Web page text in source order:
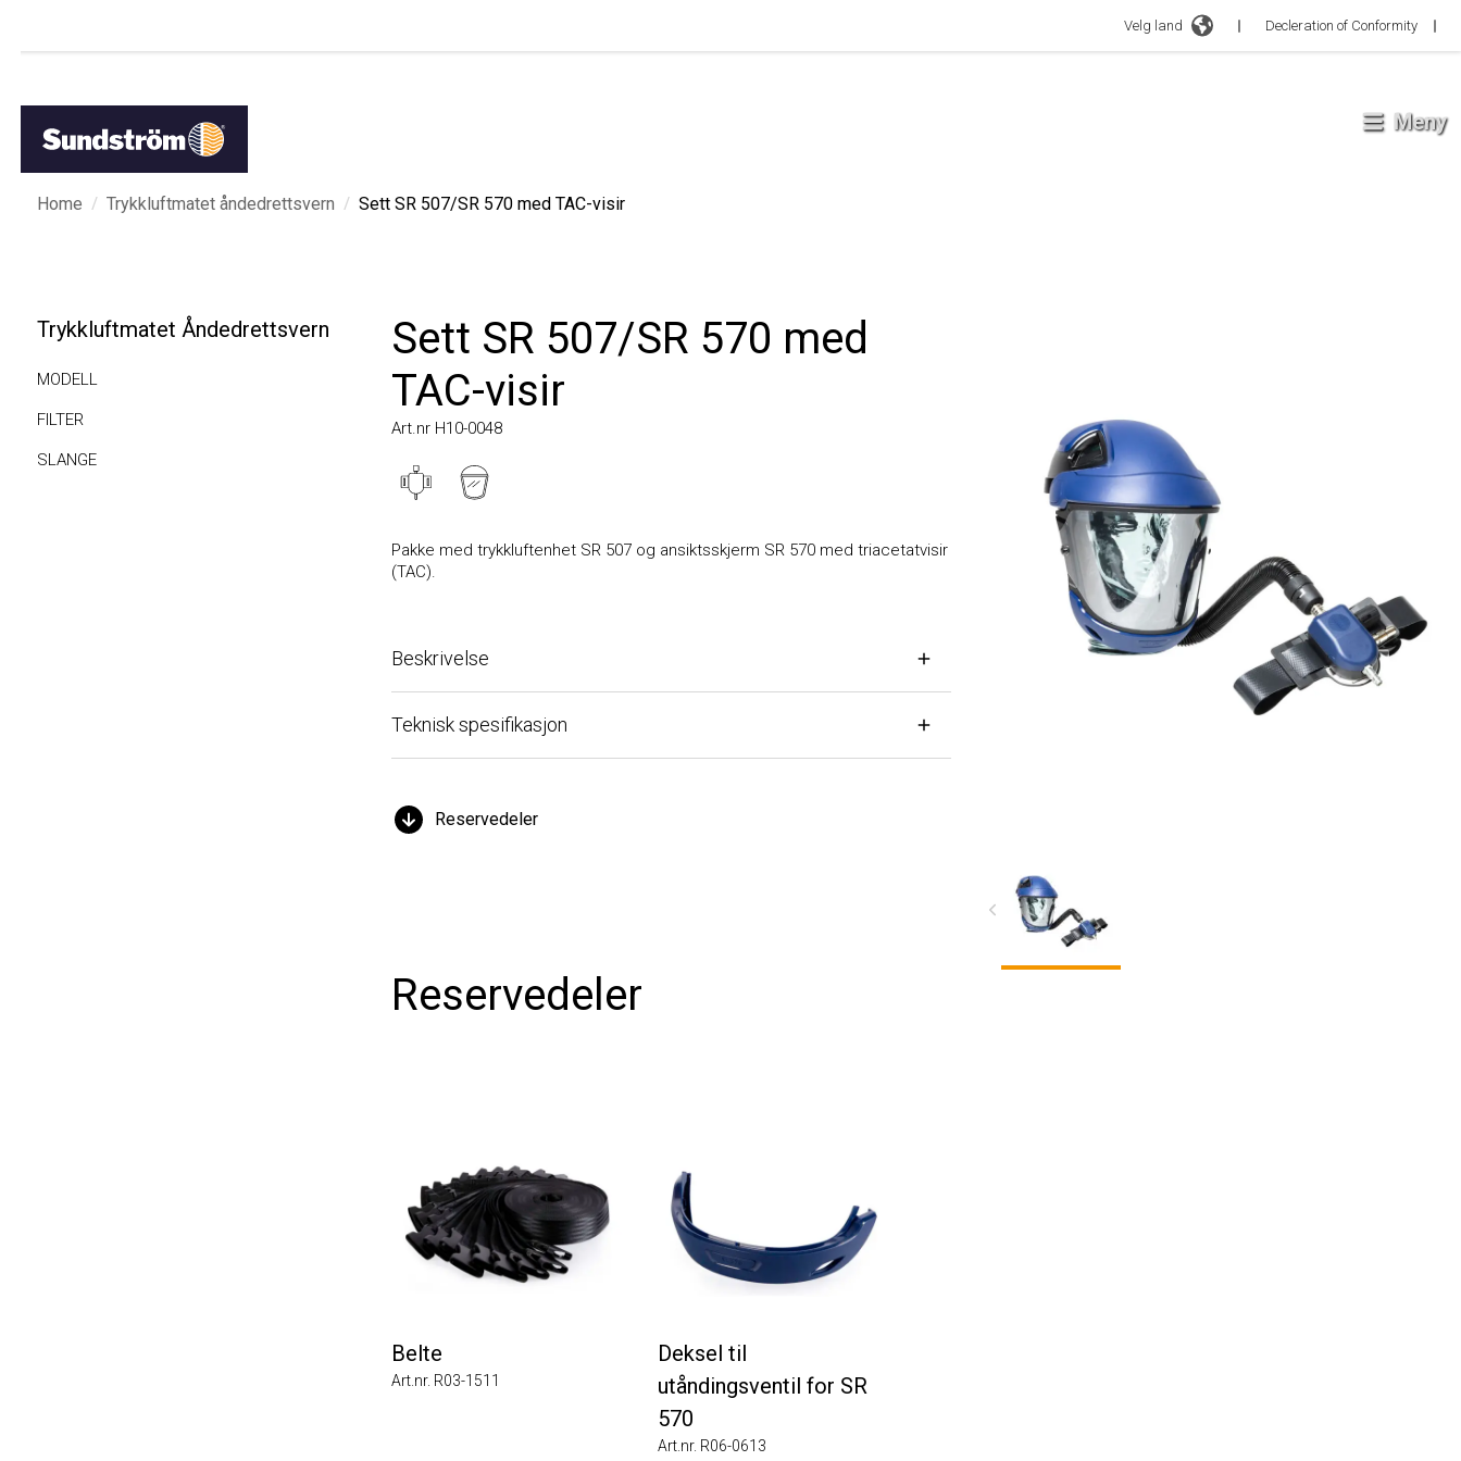
Velg land Decleration of Conformity
Meny
Home / Trykkluftmatet åndedrettsvern / Sett SR 507/SR 570 med TAC-visir
Trykkluftmatet Åndedrettsvern
MODELL
FILTER
SLANGE
Sett SR 507/SR 570 med
TAC-visir
Art.nr H10-0048
Pakke med trykkluftenhet SR 507 og ansiktsskjerm SR 570 med triacetatvisir
(TAC).
Beskrivelse
Teknisk spesifikasjon
Reservedeler
Reservedeler
Belte
Art.nr. R03-1511
Deksel til
utåndingsventil for SR
570
Art.nr. R06-0613